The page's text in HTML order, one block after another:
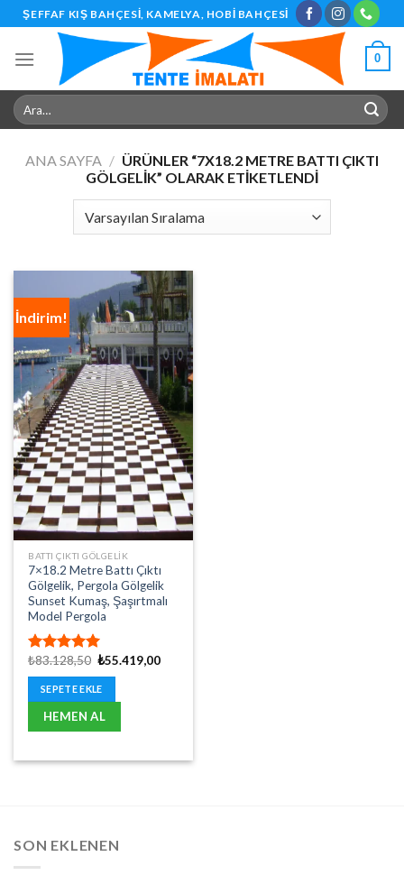
Skip
to
content
ŞEFFAF KIŞ BAHÇESI, KAMELYA, HOBI BAHÇESI
0
Ara:
ANA SAYFA / ÜRÜNLER “7X18.2 METRE BATTI ÇIKTI
GÖLGELIK” OLARAK ETIKETLENDI
İndirim!
BATTI ÇIKTI GÖLGELIK
7×18.2 Metre Battı Çıktı
Gölgelik, Pergola Gölgelik
Sunset Kumaş, Şaşırtmalı
Model Pergola
5 üzerinden
5.00oy
aldı
₺83.128,50 Orijinal
₺83.128,50.
₺55.419,00Şu
SEPETE EKLE
HEMEN AL
SON EKLENEN